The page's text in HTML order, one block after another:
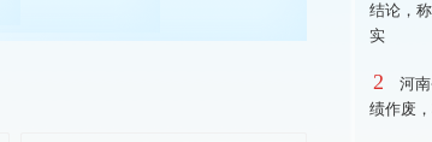
结论，
实
2
河
绩作废